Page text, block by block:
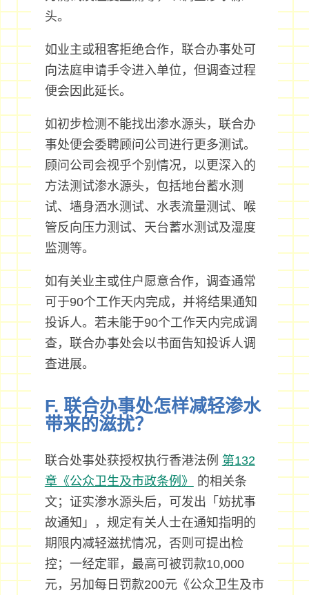
头。
如业主或租客拒绝合作，联合办事处可
向法庭申请手令进入单位，但调查过程
便会因此延长。
如初步检测不能找出渗水源头，联合办
事处便会委聘顾问公司进行更多测试。
顾问公司会视乎个别情况，以更深入的
方法测试渗水源头，包括地台蓄水测
试、墙身洒水测试、水表流量测试、喉
管反向压力测试、天台蓄水测试及湿度
监测等。
如有关业主或住户愿意合作，调查通常
可于90个工作天内完成，并将结果通知
投诉人。若未能于90个工作天内完成调
查，联合办事处会以书面告知投诉人调
查进展。
F. 联合办事处怎样减轻渗水
带来的滋扰？
联合处事处获授权执行香港法例 第132
章《公众卫生及市政条例》
的相关条
文；证实渗水源头后，可发出「妨扰事
故通知」，规定有关人士在通知指明的
期限内减轻滋扰情况，否则可提出检
控；一经定罪，最高可被罚款10,000
元，另加每日罚款200元《公众卫生及市